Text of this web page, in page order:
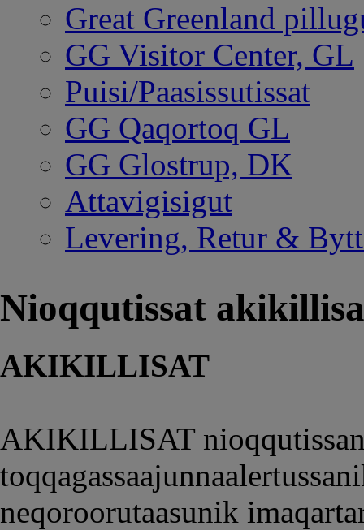
Great Greenland
GG Visitor Center, GL
Puisi/Paasissutissat
GG Qaqortoq GL
GG Glostrup, DK
Attavigisigut
Levering, Retur &
Nioqqutissat
AKIKILLISAT
AKIKILLISAT
neqoroorutaasunik